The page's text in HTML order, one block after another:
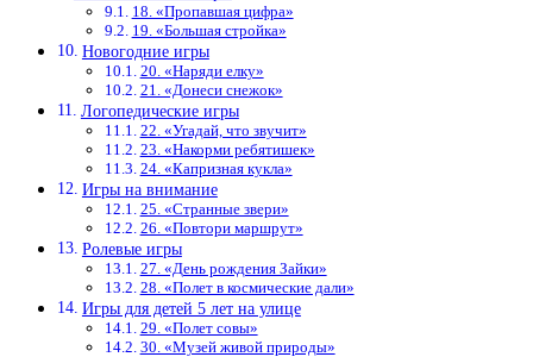
18. «Пропавшая цифра»
19. «Большая стройка»
Новогодние игры
20. «Наряди елку»
21. «Донеси снежок»
Логопедические игры
22. «Угадай, что звучит»
23. «Накорми ребятишек»
24. «Капризная кукла»
Игры на внимание
25. «Странные звери»
26. «Повтори маршрут»
Ролевые игры
27. «День рождения Зайки»
28. «Полет в космические дали»
Игры для детей 5 лет на улице
29. «Полет совы»
30. «Музей живой природы»